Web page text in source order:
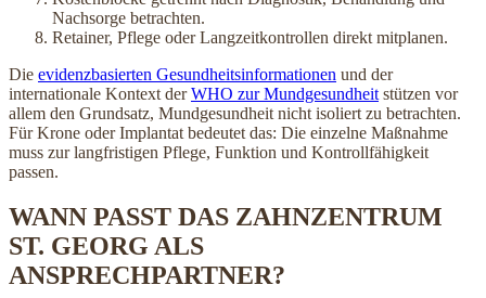
Nachsorge betrachten.
Retainer, Pflege oder Langzeitkontrollen direkt mitplanen.
Die evidenzbasierten Gesundheitsinformationen und der
internationale Kontext derWHO zur Mundgesundheit stützen vor
allem den Grundsatz, Mundgesundheit nicht isoliert zu betrachten.
Für Krone oder Implantat bedeutet das: Die einzelne Maßnahme
muss zur langfristigen Pflege, Funktion und Kontrollfähigkeit
passen.
WANN PASST DAS ZAHNZENTRUM
ST. GEORG ALS
ANSPRECHPARTNER?